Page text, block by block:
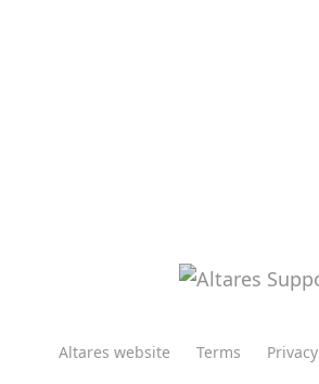
Altares website Terms Privacy